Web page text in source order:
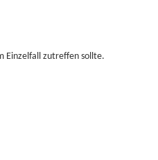
Einzelfall zutreffen sollte.